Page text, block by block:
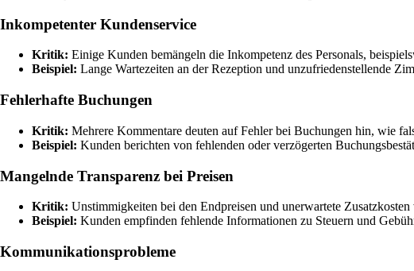
Inkompetenter Kundenservice
Kritik: Einige Kunden bemängeln die Inkompetenz des Personals,
Beispiel: Lange Wartezeiten an der Rezeption und unzufriedenstellende
Fehlerhafte Buchungen
Kritik: Mehrere Kommentare deuten auf Fehler bei Buchungen hin, wie
Beispiel: Kunden berichten von fehlenden oder verzögerten
Mangelnde Transparenz bei Preisen
Kritik: Unstimmigkeiten bei den Endpreisen und unerwartete
Beispiel: Kunden empfinden fehlende Informationen zu Steuern und
Kommunikationsprobleme